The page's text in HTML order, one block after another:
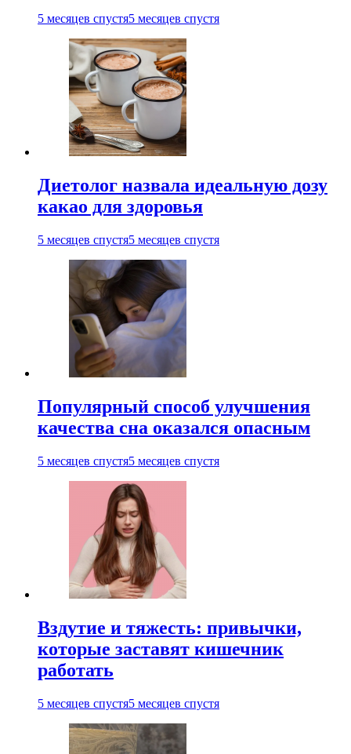
5 месяцев спустя5 месяцев спустя
Диетолог назвала идеальную дозу
какао для здоровья
5 месяцев спустя5 месяцев спустя
Популярный способ улучшения
качества сна оказался опасным
5 месяцев спустя5 месяцев спустя
Вздутие и тяжесть: привычки,
которые заставят кишечник
работать
5 месяцев спустя5 месяцев спустя